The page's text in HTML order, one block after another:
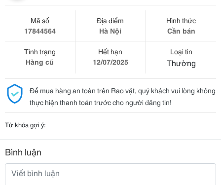
Mã số
17844564
Địa điểm
Hà Nội
Hình thức
Cần bán
Tình trạng
Hàng cũ
Hết hạn
12/07/2025
Loại tin
Thường
Để mua hàng an toàn trên Rao vặt, quý khách vui lòng không
thực hiện thanh toán trước cho người đăng tin!
Từ khóa gợi ý:
Bình luận